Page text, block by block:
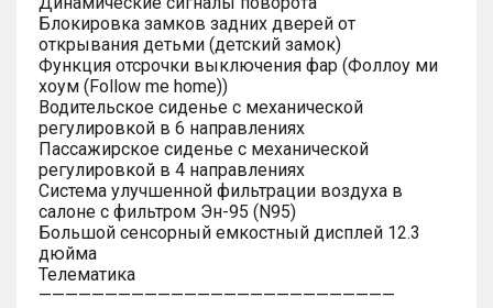
Блокировка замков задних дверей от
открывания детьми (детский замок)
Функция отсрочки выключения фар (Фоллоу ми
хоум (Follow me home))
Водительское сиденье с механической
регулировкой в 6 направлениях
Пассажирское сиденье с механической
регулировкой в 4 направлениях
Система улучшенной фильтрации воздуха в
салоне с фильтром Эн-95 (N95)
Большой сенсорный емкостный дисплей 12.3
дюйма
Телематика
———————————————————————————